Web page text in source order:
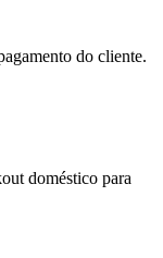
do cliente.
doméstico para